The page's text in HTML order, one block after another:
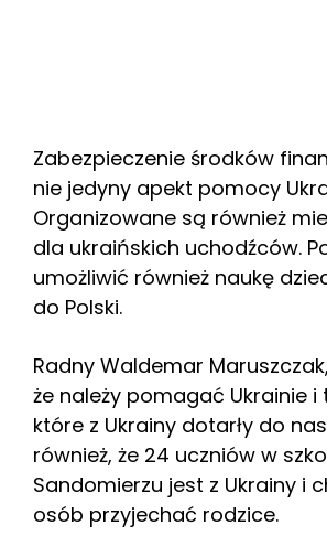
Zabezpieczenie środków
nie jedyny apekt pomocy
Organizowane są również
dla ukraińskich uchodźców.
umożliwić również naukę
do Polski.
Radny Waldemar
że należy pomagać Ukrainie
które z Ukrainy dotarły do
również, że 24 uczniów w
Sandomierzu jest z Ukrainy i
osób przyjechać rodzice.